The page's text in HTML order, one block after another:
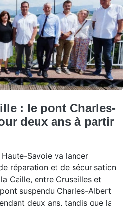
: le pont Charles-
deux ans à partir
Savoie va lancer
réparation et de sécurisation
Caille, entre Cruseilles et
suspendu Charles-Albert
deux ans, tandis que la